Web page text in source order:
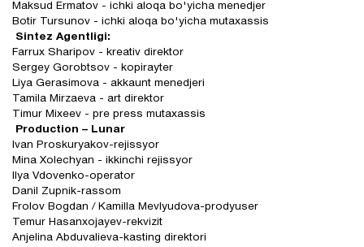
Maksud Ermatov - ichki aloqa bo'yicha menedjer
Botir Tursunov - ichki aloqa bo'yicha mutaxassis
Sintez Agentligi:
Farrux Sharipov - kreativ direktor
Sergey Gorobtsov - kopirayter
Liya Gerasimova - akkaunt menedjeri
Tamila Mirzaeva - art direktor
Timur Mixeev - pre press mutaxassis
Production – Lunar
Ivan Proskuryakov-rejissyor
Mina Xolechyan - ikkinchi rejissyor
Ilya Vdovenko-operator
Danil Zupnik-rassom
Frolov Bogdan / Kamilla Mevlyudova-prodyuser
Temur Hasanxojayev-rekvizit
Anjelina Abduvalieva-kasting direktori